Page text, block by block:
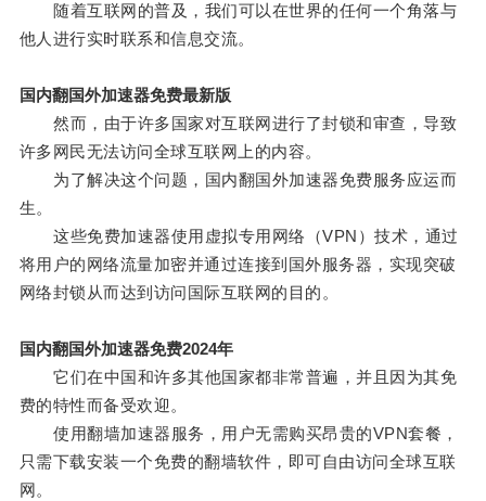
随着互联网的普及，我们可以在世界的任何一个角落与
他人进行实时联系和信息交流。
国内翻国外加速器免费最新版
然而，由于许多国家对互联网进行了封锁和审查，导致
许多网民无法访问全球互联网上的内容。
为了解决这个问题，国内翻国外加速器免费服务应运而
生。
这些免费加速器使用虚拟专用网络（VPN）技术，通过
将用户的网络流量加密并通过连接到国外服务器，实现突破
网络封锁从而达到访问国际互联网的目的。
国内翻国外加速器免费2024年
它们在中国和许多其他国家都非常普遍，并且因为其免
费的特性而备受欢迎。
使用翻墙加速器服务，用户无需购买昂贵的VPN套餐，
只需下载安装一个免费的翻墙软件，即可自由访问全球互联
网。